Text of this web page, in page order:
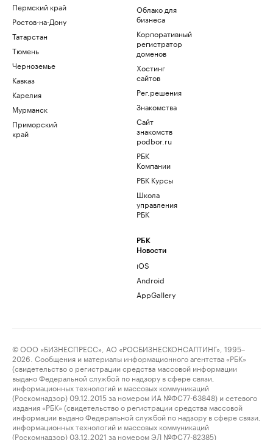
Пермский край
Ростов-на-Дону
Татарстан
Тюмень
Черноземье
Кавказ
Карелия
Мурманск
Приморский
край
Облако для
бизнеса
Корпоративный
регистратор
доменов
Хостинг
сайтов
Рег.решения
Знакомства
Сайт
знакомств
podbor.ru
РБК
Компании
РБК Курсы
Школа
управления
РБК
РБК
Новости
iOS
Android
AppGallery
© ООО «БИЗНЕСПРЕСС», АО «РОСБИЗНЕСКОНСАЛТИНГ», 1995–
2026. Сообщения и материалы информационного агентства «РБК»
(свидетельство о регистрации средства массовой информации
выдано Федеральной службой по надзору в сфере связи,
информационных технологий и массовых коммуникаций
(Роскомнадзор) 09.12.2015 за номером ИА №ФС77-63848) и сетевого
издания «РБК» (свидетельство о регистрации средства массовой
информации выдано Федеральной службой по надзору в сфере связи,
информационных технологий и массовых коммуникаций
(Роскомнадзор) 03.12.2021 за номером ЭЛ №ФС77-82385)